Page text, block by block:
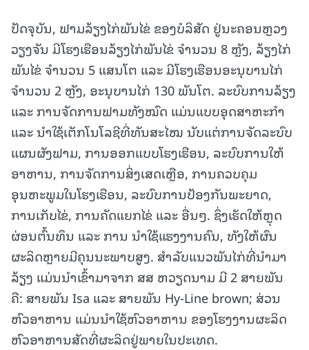
ປັດຈຸບັນ, ຟາມລ້ຽງໄກ່ພັນໄຂ່ ຂອງບໍລິສັດ ຢູ່ນະຄອນຫຼວງ
ວຽງຈັນ ມີໂຮງເຮືອນລ້ຽງໄກ່ພັນໄຂ່ ຈໍານວນ 8 ຫຼັງ, ລ້ຽງໄກ່
ພັນໄຂ່ ຈໍານວນ 5 ແສນໂຕ ແລະ ມີໂຮງເຮືອນອະນຸບານໄກ່
ຈໍານວນ 2 ຫຼັງ, ອະນຸບານໄກ່ 130 ພັນໂຕ. ລະບົບການລ້ຽງ
ແລະ ການຈັດການຟາມທັງໝົດ ແມ່ນແບບອຸດສາຫະກຳ
ແລະ ນໍາໃຊ້ເຕັກໂນໂລຊີທີ່ທັນສະໄໝ ນັບແຕ່ການຈັດລະບົບ
ແຜນຜັງຟາມ, ການອອກແບບໂຮງເຮືອນ, ລະບົບການໃຫ້
ອາຫານ, ການຈັດການສິ່ງເສດເຫຼືອ, ການຄວບຄຸມ
ອຸນຫະພູມໃນໂຮງເຮືອນ, ລະບົບການປ້ອງກັນພະຍາດ,
ການເກັບໄຂ່, ການຄັດແຍກໄຂ່ ແລະ ອື່ນໆ. ຊຶ່ງເຮັດໃຫ້ຫຼຸດ
ຜ່ອນຕົ້ນທຶນ ແລະ ການ ນໍາໃຊ້ແຮງງານຄົນ, ທັງໃຫ້ຜົນ
ຜະລິດຫຼາຍມີຄຸນນະພາບສູງ. ສໍາລັບແນວພັນໄກ່ທີ່ນໍາມາ
ລ້ຽງ ແມ່ນນໍາເຂົ້າມາຈາກ ສສ ຫວຽດນາມ ມີ 2 ສາຍພັນ
ຄື: ສາຍພັນ Isa ແລະ ສາຍພັນ Hy-Line brown; ສ່ວນ
ຫົວອາຫານ ແມ່ນນໍາໃຊ້ຫົວອາຫານ ຂອງໂຮງງານຜະລິດ
ຫົວອາຫານສັດທີ່ຜະລິດຢູ່ພາຍໃນປະເທດ.